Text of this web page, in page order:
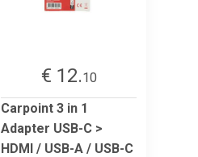
€ 12.10
Carpoint 3 in 1
Adapter USB-C >
HDMI / USB-A / USB-C